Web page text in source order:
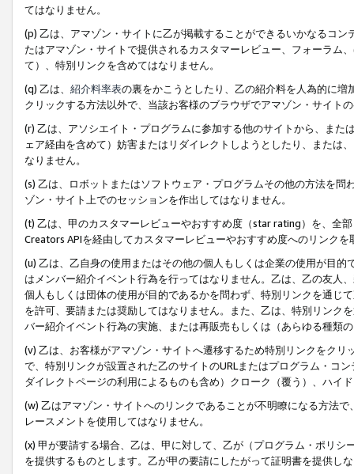
てはなりません。
(p) 乙は、アマゾン・サイトに乙が掲載することができるいかなるコ
たはアマゾン・サイトで提供されるカスタマーレビュー、フォーラム
て）、特別リンクを含めてはなりません。
(q) 乙は、 紹介料率表の裏をかこうとしたり、乙の紹介料を人為的に
クリックする方法以外で、当該お客様のブラウザでアマゾン・サイト
(r) 乙は、アソシエイト・プログラムに参加する他のサイトから、ま
ェア経由を含めて）妨害またはリダイレクトしようとしたり、または
なりません。
(s) 乙は、ロボットまたはソフトウェア・プログラムその他の方法を
ゾン・サイト上でのセッションを作出してはなりません。
(t) 乙は、甲のカスタマーレビューやおすすめ度（star rating）を、全
Creators APIを経由してカスタマーレビューやおすすめ度へのリンクを
(u) 乙は、乙自身の使用またはその他の個人もしくは企業の使用が目
はメンバー紹介イベント行為を行ってはなりません。乙は、乙の友人
個人もしくは団体の使用が目的であるかを問わず、特別リンクを通じ
を許可、要請または奨励してはなりません。また、乙は、特別リンク
バー紹介イベント行為の実施、または再販売もしくは（あらゆる種類
(v) 乙は、お客様がアマゾン・サイトへ遷移するため特別リンクをク
で、特別リンクが設置された乙のサイトのURLまたはプログラム・コ
ダイレクトページの利用によるものも含め）クローク（覆う）、ハイ
(w) 乙はアマゾン・サイトへのリンクであることが不明瞭になる方法
レースメントを使用してはなりません。
(x) 甲が要請する場合、乙は、甲に対して、乙が（プログラム・ポリ
を提供するものとします。乙が甲の要請にしたがって証明書を提供し